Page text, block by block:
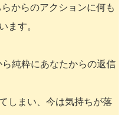
からのアクションに何も
ます。
純粋にあなたからの返信
しまい、今は気持ちが落